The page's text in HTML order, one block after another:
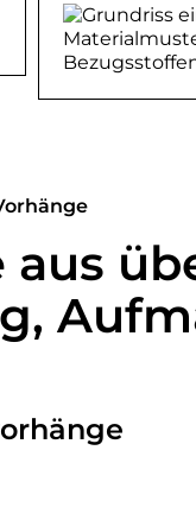
aus